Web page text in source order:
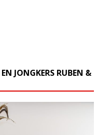
JONGKERS RUBEN &